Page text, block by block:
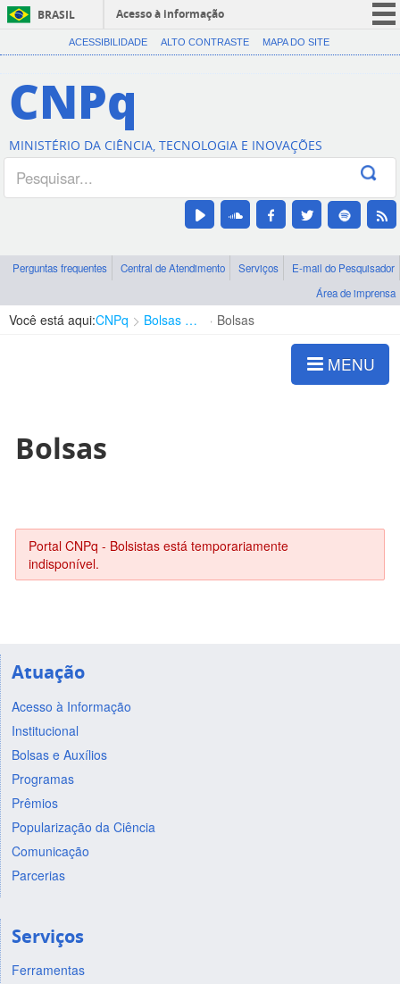
BRASIL
Acesso à informação
CORONAVÍRUS (COVID-19)
Canais
ACESSIBILIDADE ALTO CONTRASTE MAPA DO SITE
CNPq
MINISTÉRIO DA CIÊNCIA, TECNOLOGIA E INOVAÇÕES
Perguntas frequentes Central de Atendimento Serviços
E-mail do Pesquisador
Área de imprensa
Você está aqui:CNPq Bolsas e Auxílios Vigentes Bolsas
MENU
Bolsas
Portal CNPq - Bolsistas está temporariamente
indisponível.
Atuação
Acesso à Informação
Institucional
Bolsas e Auxílios
Programas
Prêmios
Popularização da Ciência
Comunicação
Parcerias
Serviços
Ferramentas